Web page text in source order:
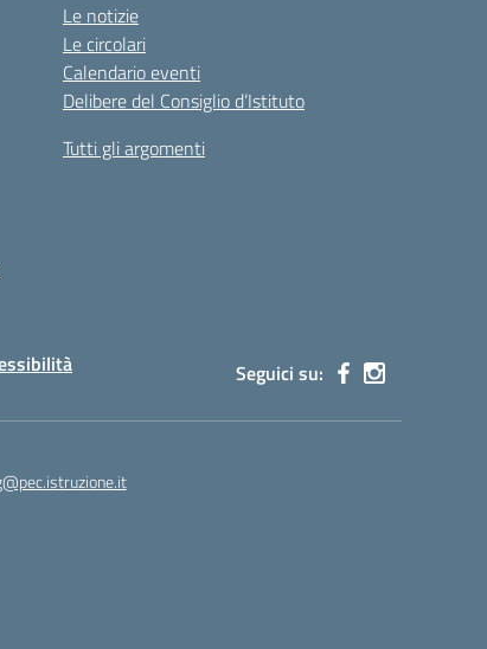
Le notizie
Le circolari
Calendario eventi
Delibere del Consiglio d’Istituto
Tutti gli argomenti
Seguici su: